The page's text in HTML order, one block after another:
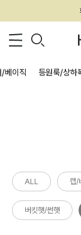
/베이직 등원룩/상하
ALL 캡/
버킷햇/썬햇